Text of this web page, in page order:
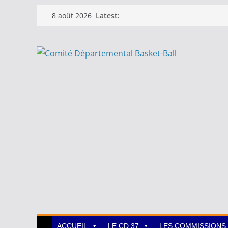
Passer8 août 2026 Latest:
ACCUEIL LE CD 37 LES COMMISSIONS